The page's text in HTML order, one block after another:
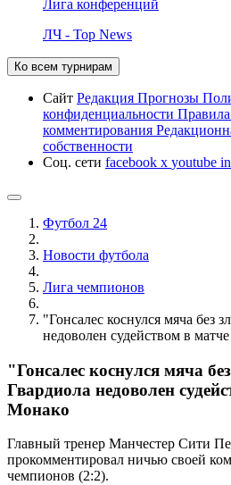
Лига конференций
ЛЧ - Top News
Ко всем турнирам
Сайт Редакция Прогнозы
конфиденциальности
комментирования
собственности
Соц. сети facebook x youtube
Футбол 24
Новости футбола
Лига чемпионов
"Гонсалес коснулся мяча без
недоволен судейством в
"Гонсалес коснулся мяча
Гвардиола недоволен
Монако
Главный тренер Манчестер Сити
прокомментировал ничью своей
чемпионов (2:2).